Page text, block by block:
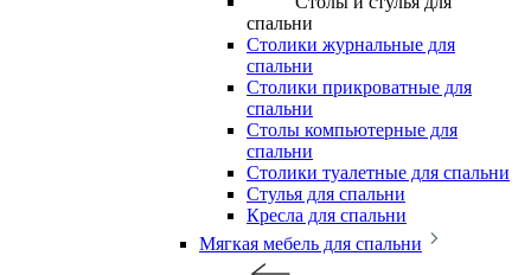
спальни
Столики журнальные для
спальни
Столики прикроватные для
спальни
Столы компьютерные для
спальни
Столики туалетные для спальни
Стулья для спальни
Кресла для спальни
Мягкая мебель для спальни